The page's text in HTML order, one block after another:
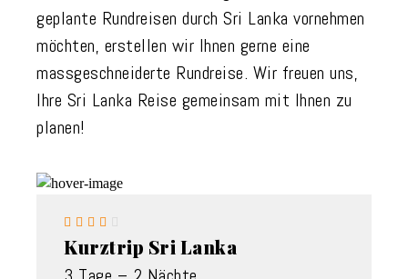
geplante Rundreisen durch Sri Lanka vornehmen
möchten, erstellen wir Ihnen gerne eine
massgeschneiderte Rundreise. Wir freuen uns,
Ihre Sri Lanka Reise gemeinsam mit Ihnen zu
planen!
   
Kurztrip Sri Lanka